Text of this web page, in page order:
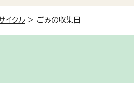
イクル > ごみの収集日